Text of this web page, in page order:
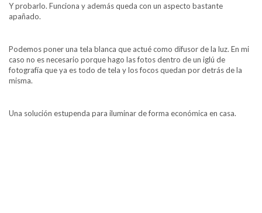
Y probarlo. Funciona y además queda con un aspecto bastante
apañado.
Podemos poner una tela blanca que actué como difusor de la luz. En mi
caso no es necesario porque hago las fotos dentro de un iglú de
fotografía que ya es todo de tela y los focos quedan por detrás de la
misma.
Una solución estupenda para iluminar de forma económica en casa.